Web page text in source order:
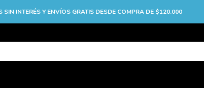
SIN INTERÉS Y ENVÍOS GRATIS DESDE COMPRA DE $120.000